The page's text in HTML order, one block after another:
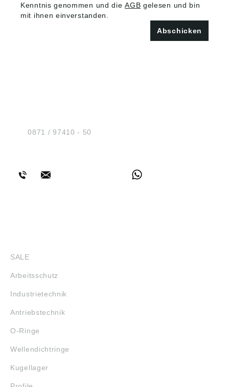
Kenntnis genommen und dieAGB gelesen und bin
mit ihnen einverstanden.
Abschicken
Tel.:0871 / 97410 - 50
SALE
Arbeitsschutz
Industrietechnik
Antriebstechnik
O-Ringe
Wellendichtringe
Kugellager